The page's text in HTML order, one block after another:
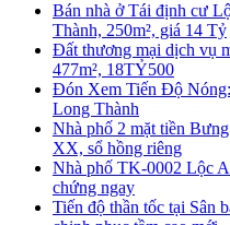
Bán nhà ở Tái định cư
Thành, 250m², giá 14 Tỷ
Đất thương mại dịch vụ
477m², 18TỶ500
Đón Xem Tiến Độ
Long Thành
Nhà phố 2 mặt tiền
XX, sổ hồng riêng
Nhà phố TK-0002 Lộc
chứng ngay
Tiến độ thần tốc tại Sân